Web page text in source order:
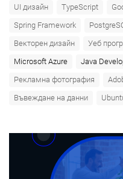
UI дизайн
TypeScript
Spring Framework
Векторен дизайн
Уеб
Microsoft Azure‎
Java
Рекламна фотография
Въвеждане на данни